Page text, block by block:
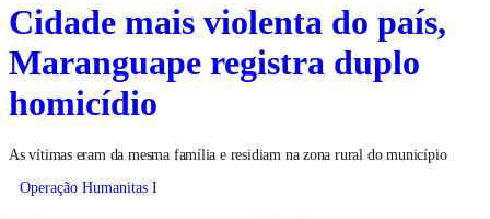
Cidade mais violenta do país,
Maranguape registra duplo
homicídio
As vítimas eram da mesma família e residiam na zona rural do município
Operação Humanitas I